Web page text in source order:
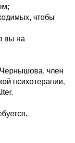
чтобы
вы на
Чернышова, член
психотерапии,